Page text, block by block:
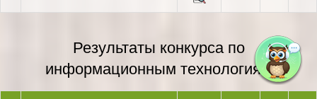
Результаты конкурса по
информационным технологиям